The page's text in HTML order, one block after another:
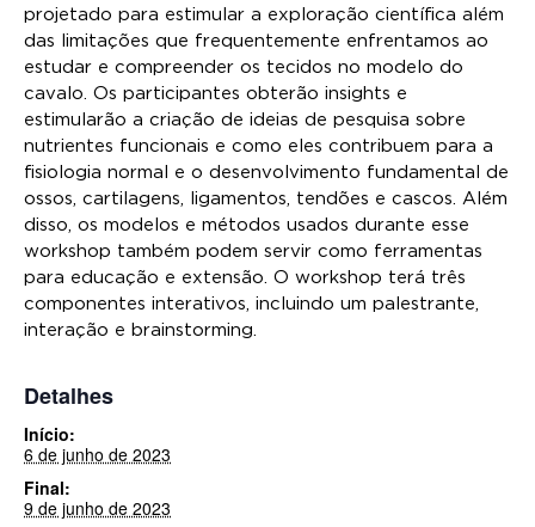
projetado para estimular a exploração científica além
das limitações que frequentemente enfrentamos ao
estudar e compreender os tecidos no modelo do
cavalo. Os participantes obterão insights e
estimularão a criação de ideias de pesquisa sobre
nutrientes funcionais e como eles contribuem para a
fisiologia normal e o desenvolvimento fundamental de
ossos, cartilagens, ligamentos, tendões e cascos. Além
disso, os modelos e métodos usados durante esse
workshop também podem servir como ferramentas
para educação e extensão. O workshop terá três
componentes interativos, incluindo um palestrante,
interação e brainstorming.
Detalhes
Início:
6 de junho de 2023
Final:
9 de junho de 2023